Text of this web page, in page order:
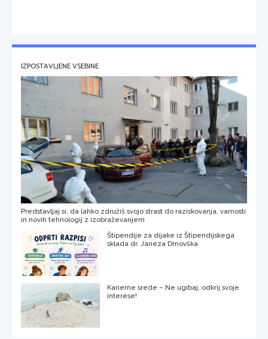
IZPOSTAVLJENE VSEBINE
Predstavljaj si, da lahko združiš svojo strast do raziskovanja, varnosti
in novih tehnologij z izobraževanjem
Štipendije za dijake iz Štipendijskega
sklada dr. Janeza Drnovška
Karierne srede – Ne ugibaj, odkrij svoje
interese!